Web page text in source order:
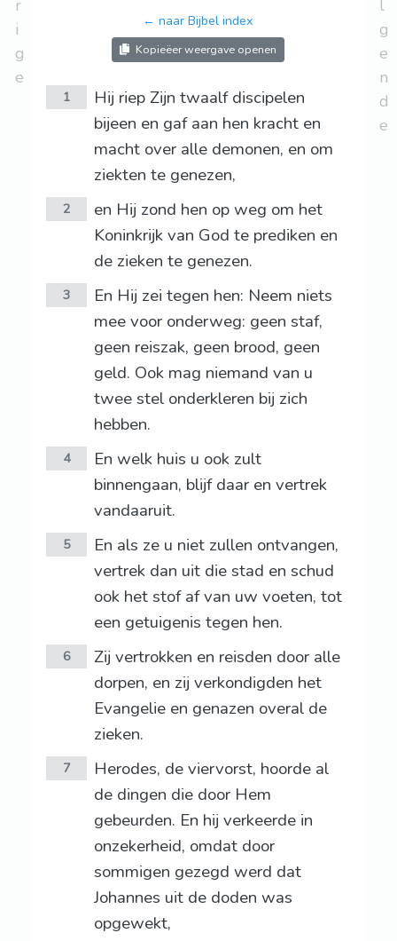
r
i
g
e
← naar Bijbel index
Kopieëer weergave openen
1
Hij riep Zijn twaalf discipelen
bijeen en gaf aan hen kracht en
macht over alle demonen, en om
ziekten te genezen,
2
en Hij zond hen op weg om het
Koninkrijk van God te prediken en
de zieken te genezen.
3
En Hij zei tegen hen: Neem niets
mee voor onderweg: geen staf,
geen reiszak, geen brood, geen
geld. Ook mag niemand van u
twee stel onderkleren bij zich
hebben.
4
En welk huis u ook zult
binnengaan, blijf daar en vertrek
vandaaruit.
5
En als ze u niet zullen ontvangen,
vertrek dan uit die stad en schud
ook het stof af van uw voeten, tot
een getuigenis tegen hen.
6
Zij vertrokken en reisden door alle
dorpen, en zij verkondigden het
Evangelie en genazen overal de
zieken.
7
Herodes, de viervorst, hoorde al
de dingen die door Hem
gebeurden. En hij verkeerde in
onzekerheid, omdat door
sommigen gezegd werd dat
Johannes uit de doden was
opgewekt,
l
g
e
n
d
e